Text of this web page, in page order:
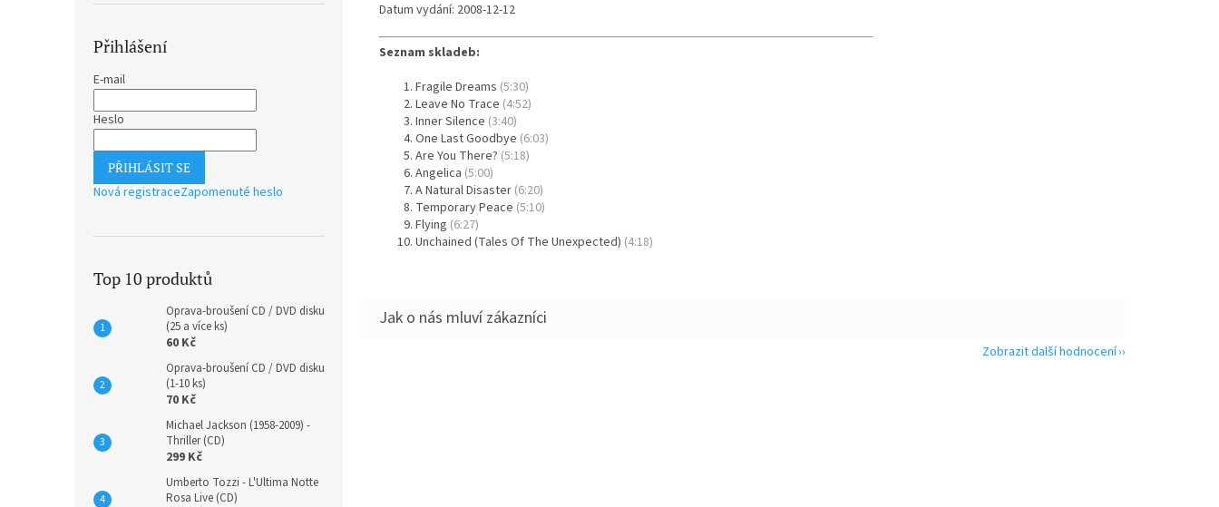
Přihlášení
E-mail
Heslo
PŘIHLÁSIT SE
Nová registraceZapomenuté heslo
Top 10 produktů
Oprava-broušení CD / DVD disku
(25 a více ks)
60 Kč
Oprava-broušení CD / DVD disku
(1-10 ks)
70 Kč
Michael Jackson (1958-2009) -
Thriller (CD)
299 Kč
Umberto Tozzi - L'Ultima Notte
Rosa Live (CD)
Datum vydání: 2008-12-12
Seznam skladeb:
Fragile Dreams (5:30)
Leave No Trace (4:52)
Inner Silence (3:40)
One Last Goodbye (6:03)
Are You There? (5:18)
Angelica (5:00)
A Natural Disaster (6:20)
Temporary Peace (5:10)
Flying (6:27)
Unchained (Tales Of The Unexpected) (4:18)
Zobrazit další hodnocení